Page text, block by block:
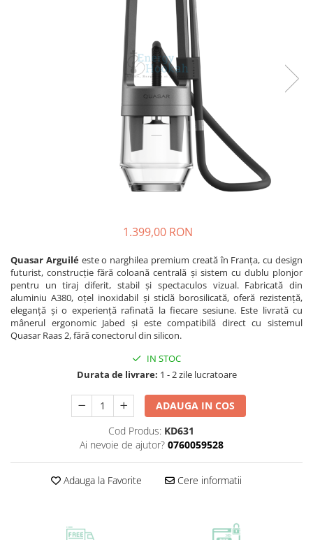
1.399,00 RON
Quasar Arguiléeste o narghilea premium creată în Franța, cu design
futurist, construcție fără coloană centrală și sistem cu dublu plonjor
pentru un tiraj diferit, stabil și spectaculos vizual. Fabricată din
aluminiu A380, oțel inoxidabil și sticlă borosilicată, oferă rezistență,
eleganță și o experiență rafinată la fiecare sesiune. Este livrată cu
mânerul ergonomic Jabed și este compatibilă direct cu sistemul
Quasar Raas 2, fără conectorul din silicon.
IN STOC
Durata de livrare: 1 - 2 zile lucratoare
ADAUGA IN COS
Cod Produs: KD631
Ai nevoie de ajutor? 0760059528
Adauga la Favorite Cere informatii